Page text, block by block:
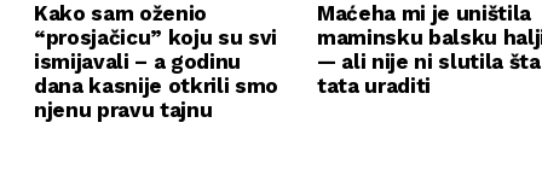
Kako sam oženio
“prosjačicu” koju su svi
ismijavali – a godinu
dana kasnije otkrili smo
njenu pravu tajnu
Maćeha mi je uništila
maminsku balsku
— ali nije ni slutila
tata uraditi